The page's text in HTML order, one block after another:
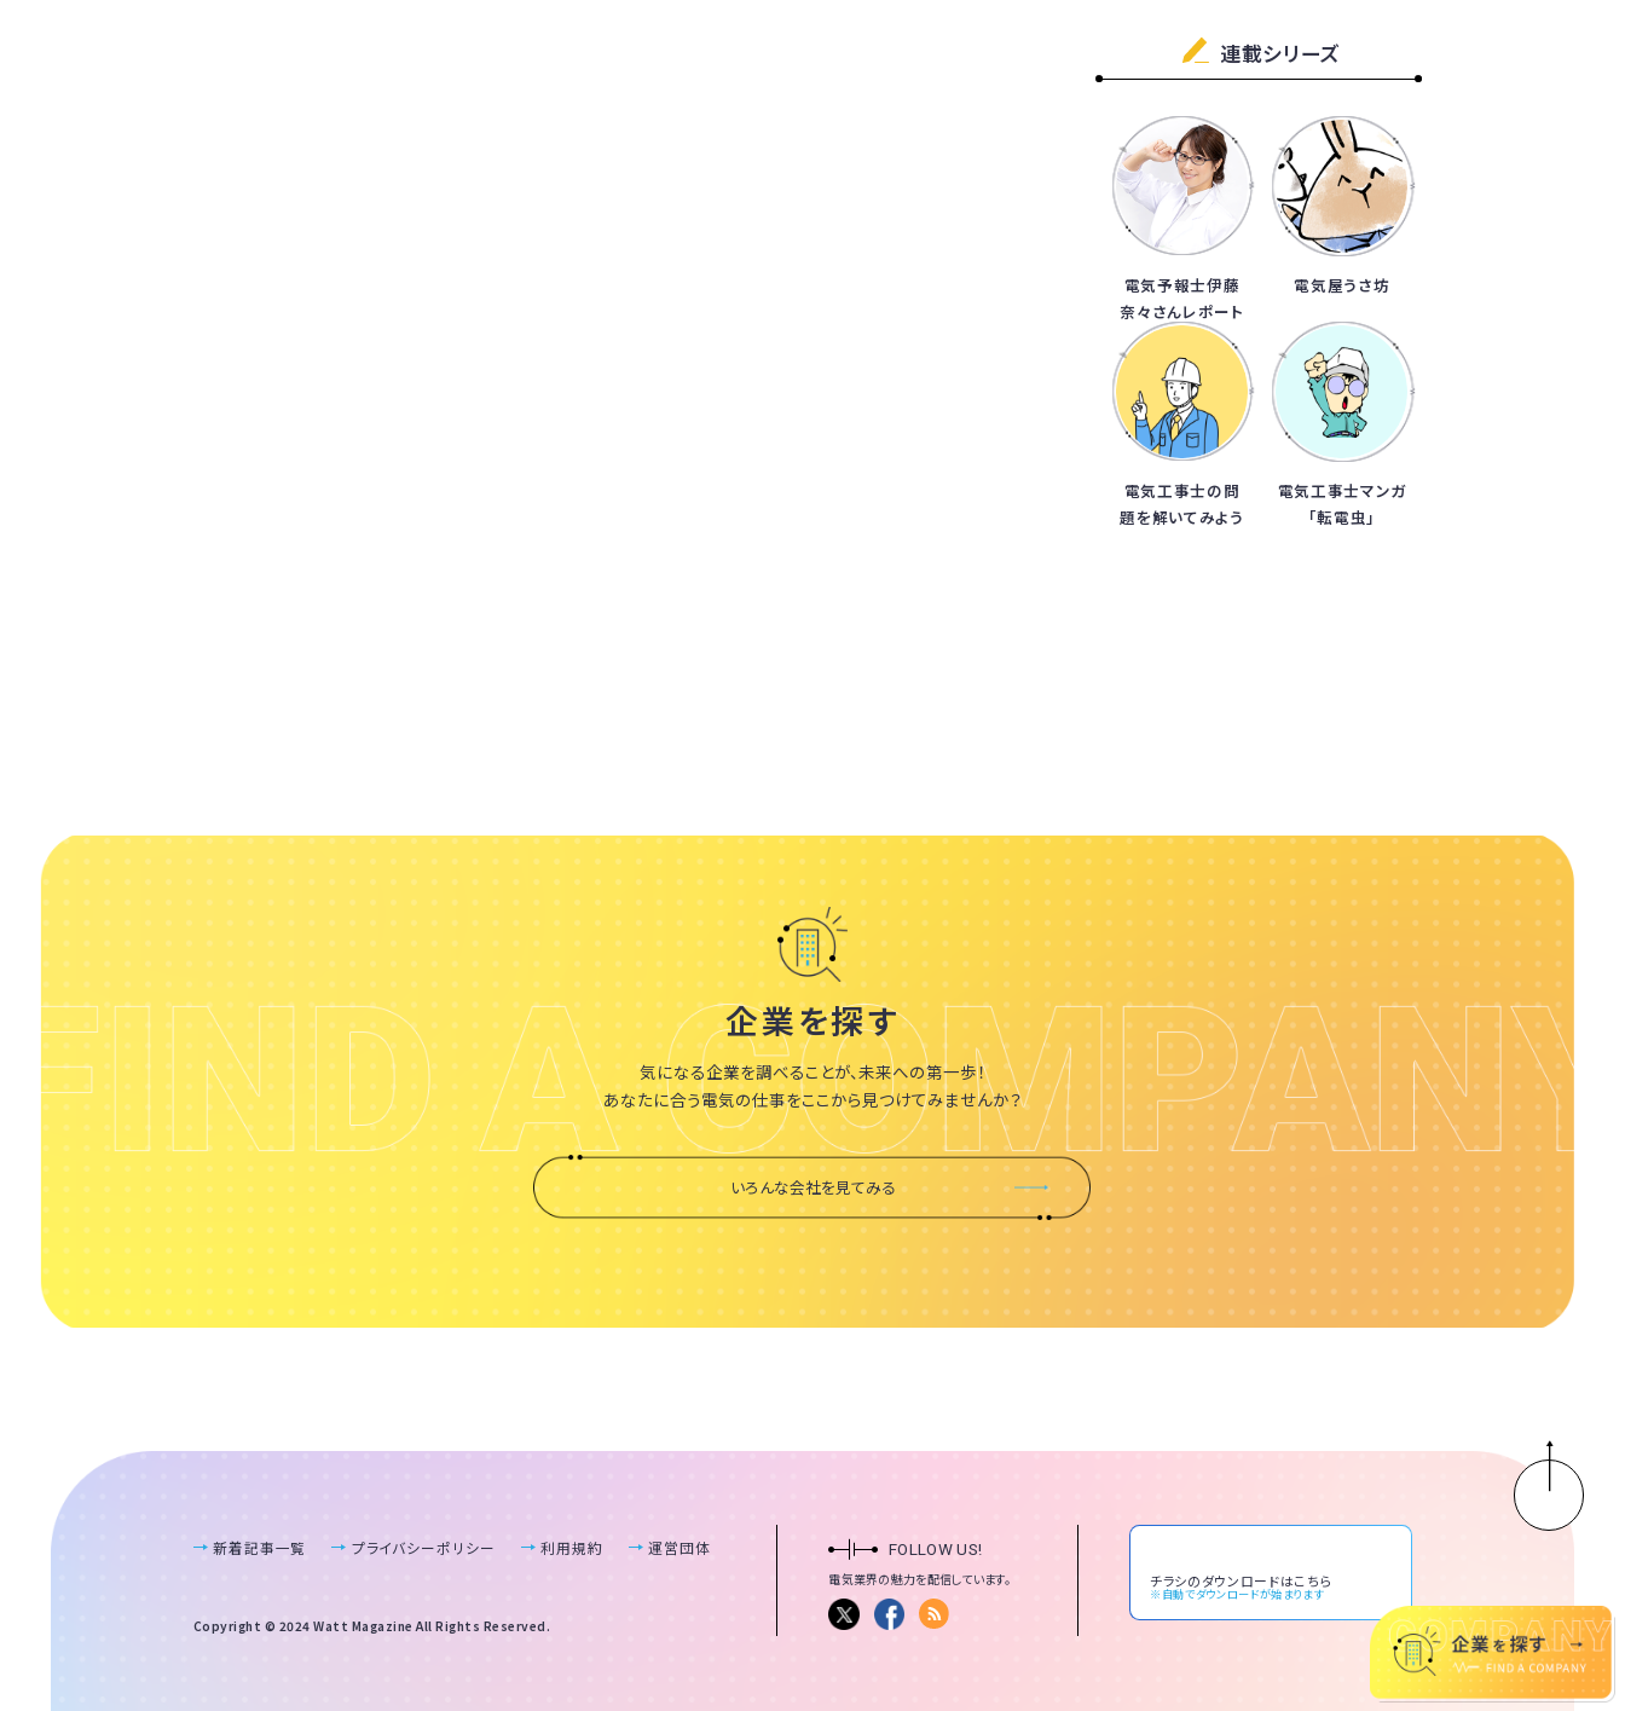
連載シリーズ
電気予報士伊藤
奈々さんレポート
電気屋うさ坊
電気工事士の問
題を解いてみよう
電気工事士マンガ
「転電虫」
企業を探す
気になる企業を調べることが、未来への第一歩！
あなたに合う電気の仕事をここから見つけてみませんか？
いろんな会社を見てみる
新着記事一覧 プライバシーポリシー 利用規約 運営団体
Copyright © 2024 Watt Magazine All Rights Reserved.
FOLLOW US!
電気業界の魅力を配信しています。 チラシのダウンロードはこちら
※自動でダウンロードが始まります